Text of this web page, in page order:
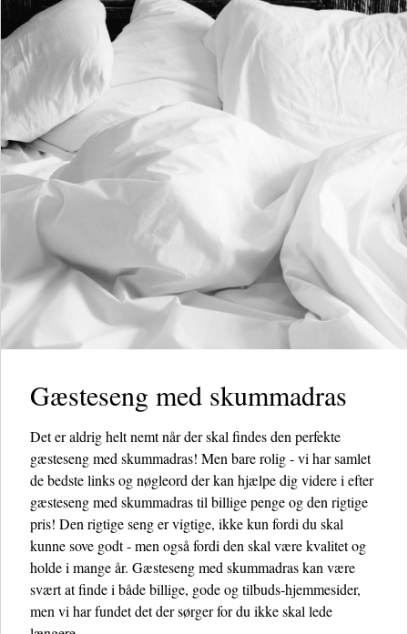
Gæsteseng med skummadras
Det er aldrig helt nemt når der skal findes den perfekte
gæsteseng med skummadras! Men bare rolig - vi har samlet
de bedste links og nøgleord der kan hjælpe dig videre i efter
gæsteseng med skummadras til billige penge og den rigtige
pris! Den rigtige seng er vigtige, ikke kun fordi du skal
kunne sove godt - men også fordi den skal være kvalitet og
holde i mange år. Gæsteseng med skummadras kan være
svært at finde i både billige, gode og tilbuds-hjemmesider,
men vi har fundet det der sørger for du ikke skal lede